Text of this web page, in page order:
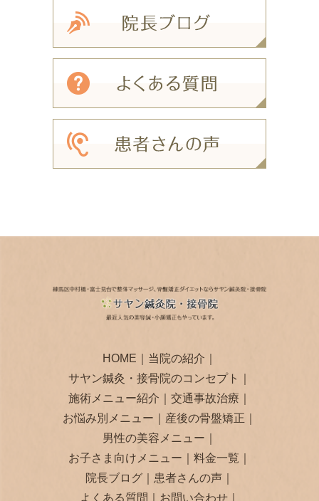
HOME 当院の紹介
サヤン鍼灸・接骨院のコンセプト
施術メニュー紹介
交通事故治療
お悩み別メニュー
産後の骨盤矯正
男性の美容メニュー
お子さま向けメニュー
料金一覧
院長ブログ
患者さんの声
よくある質問
お問い合わせ